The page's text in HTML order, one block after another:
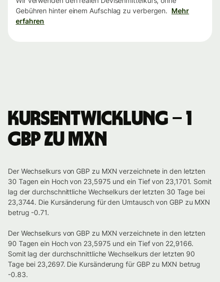
Gebühren hinter einem Aufschlag zu verbergen. Mehr
erfahren
Kursentwicklung – 1
GBP zu MXN
Der Wechselkurs von GBP zu MXN verzeichnete in den letzten
30 Tagen ein Hoch von 23,5975 und ein Tief von 23,1701. Somit
lag der durchschnittliche Wechselkurs der letzten 30 Tage bei
23,3744. Die Kursänderung für den Umtausch von GBP zu MXN
betrug -0.71.
Der Wechselkurs von GBP zu MXN verzeichnete in den letzten
90 Tagen ein Hoch von 23,5975 und ein Tief von 22,9166.
Somit lag der durchschnittliche Wechselkurs der letzten 90
Tage bei 23,2697. Die Kursänderung für GBP zu MXN betrug
-0.83.